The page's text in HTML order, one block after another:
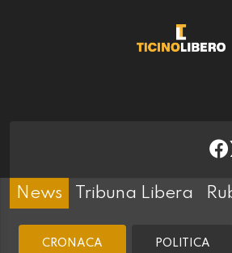
News Tribuna Libera
CRONACA POLITICA